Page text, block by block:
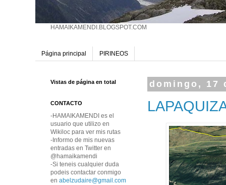
HAMAIKAMENDI.BLOGSPOT.COM
Página principal PIRINEOS
domingo, 17
Vistas de página en total
CONTACTO
-HAMAIKAMENDI es el
usuario que utilizo en
Wikiloc para ver mis rutas
-Informo de mis nuevas
entradas en Twitter en
@hamaikamendi
-Si teneis cualquier duda
podeis contactar conmigo
en abelzudaire@gmail.com